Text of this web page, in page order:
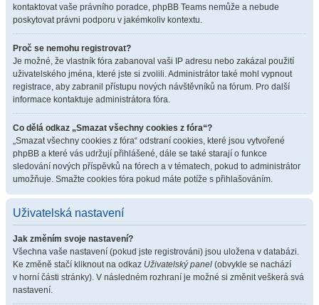
kontaktovat vaše právního poradce, phpBB Teams nemůže a nebude
poskytovat právni podporu v jakémkoliv kontextu.
Proč se nemohu registrovat?
Je možné, že vlastník fóra zabanoval vaši IP adresu nebo zakázal použití
uživatelského jména, které jste si zvolili. Administrátor také mohl vypnout
registrace, aby zabranil přístupu nových návštěvníků na fórum. Pro další
informace kontaktuje administrátora fóra.
Co dělá odkaz „Smazat všechny cookies z fóra“?
„Smazat všechny cookies z fóra“ odstraní cookies, které jsou vytvořené
phpBB a které vás udržují přihlášené, dále se také starají o funkce
sledování nových příspěvků na fórech a v tématech, pokud to administrátor
umožňuje. Smažte cookies fóra pokud máte potíže s přihlašováním.
Uživatelská nastavení
Jak změním svoje nastavení?
Všechna vaše nastavení (pokud jste registrováni) jsou uložena v databázi.
Ke změně stačí kliknout na odkaz Uživatelský panel (obvykle se nachází
v horní části stránky). V následném rozhraní je možné si změnit veškerá svá
nastavení.